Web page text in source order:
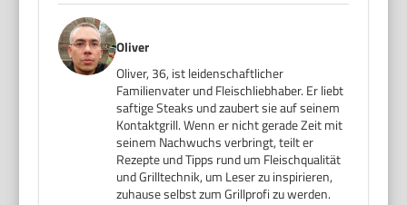
Oliver
Oliver, 36, ist leidenschaftlicher
Familienvater und Fleischliebhaber. Er liebt
saftige Steaks und zaubert sie auf seinem
Kontaktgrill. Wenn er nicht gerade Zeit mit
seinem Nachwuchs verbringt, teilt er
Rezepte und Tipps rund um Fleischqualität
und Grilltechnik, um Leser zu inspirieren,
zuhause selbst zum Grillprofi zu werden.